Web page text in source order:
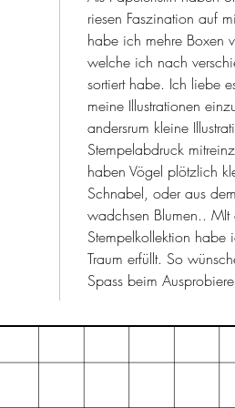
vorstellen was die
haben
riesen Faszination auf
habe ich mehre Boxen
welche ich nach
sortiert habe. Ich liebe
meine Illustrationen
andersrum kleine
Stempelabdruck
haben Vögel plötzlich
Schnabel, oder aus
wadchsen Blumen.. MIt
Stempelkollektion habe
Traum erfüllt. So
Spass beim